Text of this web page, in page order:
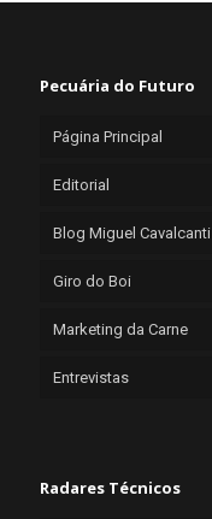
Pecuária do Futuro
Página Principal
Editorial
Blog Miguel Cavalcanti
Giro do Boi
Marketing da Carne
Entrevistas
Radares Técnicos